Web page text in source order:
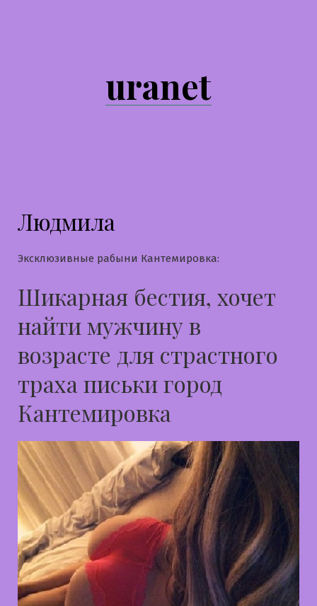
uranet
Людмила
Эксклюзивные рабыни Кантемировка:
Шикарная бестия, хочет
найти мужчину в
возрасте для страстного
траха письки город
Кантемировка